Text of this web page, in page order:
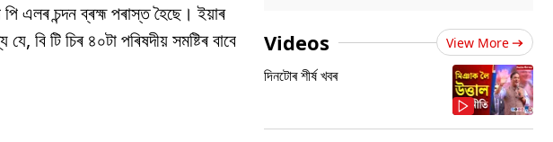
এলৰ চন্দন ব্ৰহ্ম পৰাস্ত হৈছে। ইয়াৰ
বি টি চিৰ ৪০টা পৰিষদীয় সমষ্টিৰ বাবে
Videos View More
দিনটোৰ শীৰ্ষ খবৰ